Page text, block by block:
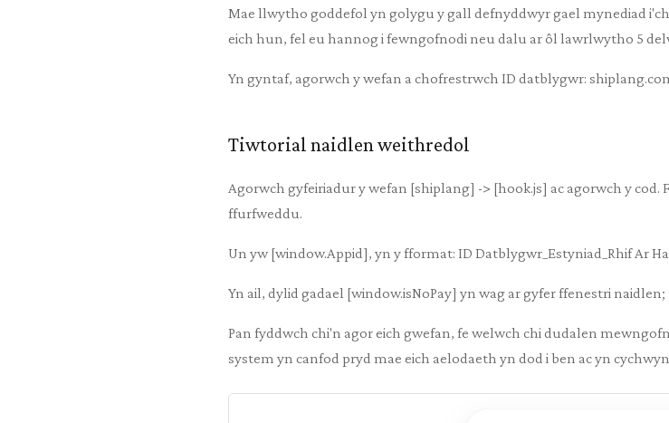
Mae llwytho goddefol yn golygu y gall defnyddwyr gael mynediad
eich hun, fel eu hannog i fewngofnodi neu dalu ar ôl lawrlwytho 5
Yn gyntaf, agorwch y wefan a chofrestrwch ID datblygwr:
Tiwtorial naidlen weithredol
Agorwch gyfeiriadur y wefan [shiplang] -> [hook.js] ac agorwch y cod.
ffurfweddu.
Un yw [window.Appid], yn y fformat: ID Datblygwr_Estyniad_Rhif Ar
Yn ail, dylid gadael [window.isNoPay] yn wag ar gyfer ffenestri naidlen;
Pan fyddwch chi'n agor eich gwefan, fe welwch chi dudalen
system yn canfod pryd mae eich aelodaeth yn dod i ben ac yn